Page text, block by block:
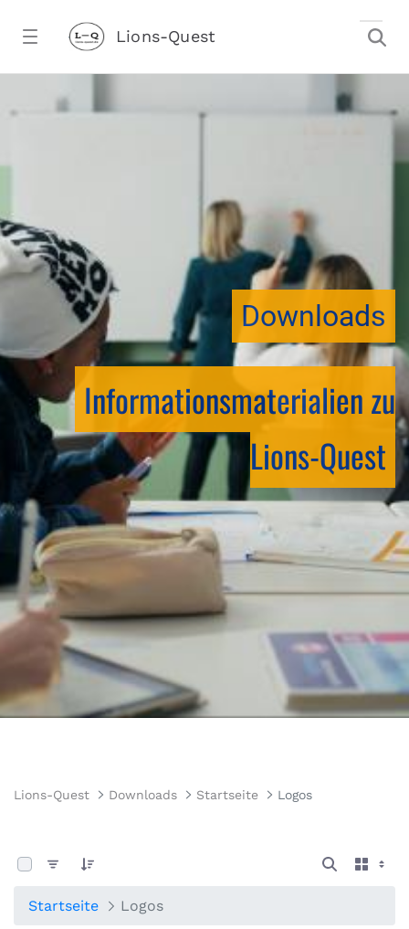
Lions-Quest
Downloads
Informationsmaterialien zu
Lions-Quest
Lions-Quest Downloads Startseite Logos
0 von 5 Elemente ausgewählt
Startseite Logos